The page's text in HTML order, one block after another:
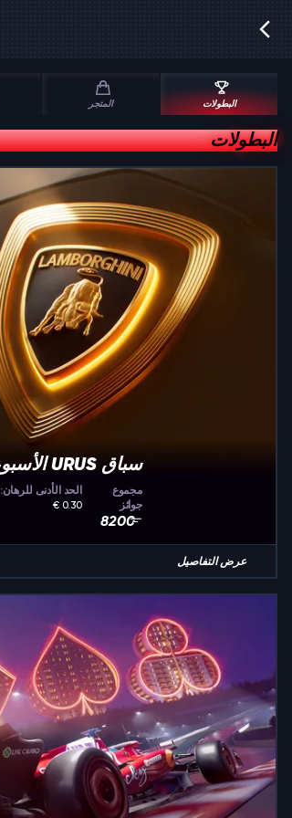
البطولات المتجر
البطولات
سباق URUS الأسبوعي
مجموع
جوائز
8200
الحد الأدنى للرهان:
عرض التفاصيل